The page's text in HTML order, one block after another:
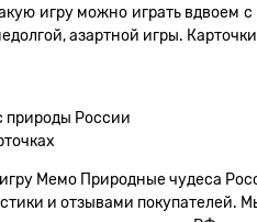
игру можно играть вдвоем с
азартной игры.
природы России
Мемо Природные чудеса
и отзывами покупателей.